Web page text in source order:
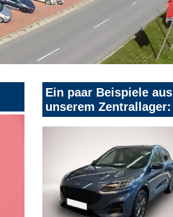
Ein paar Beispiele aus
unserem Zentrallager: